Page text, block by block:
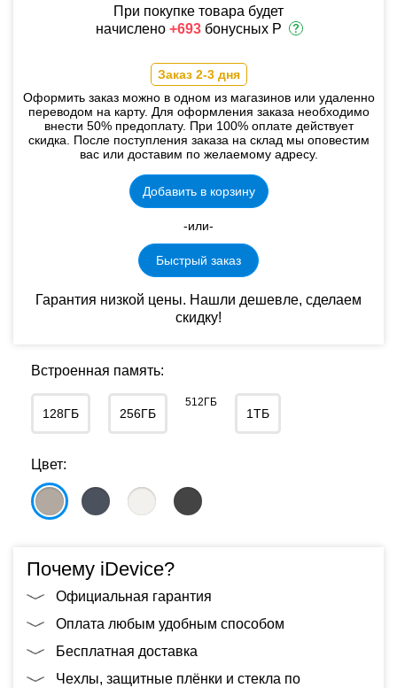
При покупке товара будет
начислено +693 бонусных Р
Заказ 2-3 дня
Оформить заказ можно в одном из магазинов или удаленно
переводом на карту. Для оформления заказа необходимо
внести 50% предоплату. При 100% оплате действует
скидка. После поступления заказа на склад мы оповестим
вас или доставим по желаемому адресу.
Добавить в корзину
-или-
Быстрый заказ
Гарантия низкой цены. Нашли дешевле, сделаем
скидку!
Встроенная память:
128ГБ 256ГБ
512ГБ
1ТБ
Цвет:
Почему iDevice?
Официальная гарантия
Оплата любым удобным способом
Бесплатная доставка
Чехлы, защитные плёнки и стекла по